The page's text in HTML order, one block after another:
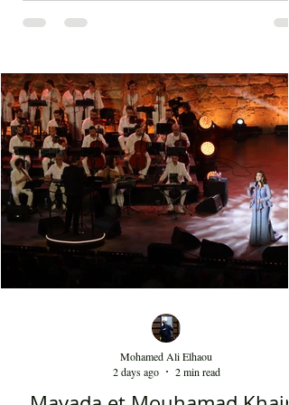
tels que le Belki qui fait plus de 140 millions
font la gloire mondiale actuelle de cette bande.
musique de Dedublüman reflète bel et bien
l'identité turque, trouvant harmonieusement sa
place entre les civilisations orientale et
occidentale. Le son de la clarinette est à
d'un cri d'un loup sur les montagnes.
Dédublüm